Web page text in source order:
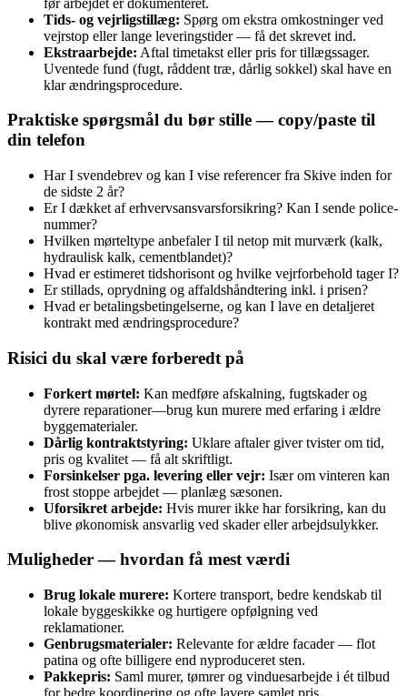
Tids- og vejrligstillæg: Spørg om ekstra omkostninger ved
vejrstop eller lange leveringstider — få det skrevet ind.
Ekstraarbejde: Aftal timetakst eller pris for tillægssager.
Uventede fund (fugt, råddent træ, dårlig sokkel) skal have en
klar ændringsprocedure.
Praktiske spørgsmål du bør stille — copy/paste til
din telefon
Har I svendebrev og kan I vise referencer fra Skive inden for
de sidste 2 år?
Er I dækket af erhvervsansvarsforsikring? Kan I sende police-
nummer?
Hvilken mørteltype anbefaler I til netop mit murværk (kalk,
hydraulisk kalk, cementblandet)?
Hvad er estimeret tidshorisont og hvilke vejrforbehold tager I?
Er stillads, oprydning og affaldshåndtering inkl. i prisen?
Hvad er betalingsbetingelserne, og kan I lave en detaljeret
kontrakt med ændringsprocedure?
Risici du skal være forberedt på
Forkert mørtel: Kan medføre afskalning, fugtskader og
dyrere reparationer—brug kun murere med erfaring i ældre
byggematerialer.
Dårlig kontraktstyring: Uklare aftaler giver tvister om tid,
pris og kvalitet — få alt skriftligt.
Forsinkelser pga. levering eller vejr: Især om vinteren kan
frost stoppe arbejdet — planlæg sæsonen.
Uforsikret arbejde: Hvis murer ikke har forsikring, kan du
blive økonomisk ansvarlig ved skader eller arbejdsulykker.
Muligheder — hvordan få mest værdi
Brug lokale murere: Kortere transport, bedre kendskab til
lokale byggeskikke og hurtigere opfølgning ved
reklamationer.
Genbrugsmaterialer: Relevante for ældre facader — flot
patina og ofte billigere end nyproduceret sten.
Pakkepris: Saml murer, tømrer og vinduesarbejde i ét tilbud
for bedre koordinering og ofte lavere samlet pris.